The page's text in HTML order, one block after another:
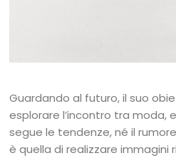
Guardando al futuro, il suo
esplorare l’incontro tra moda,
segue le tendenze, né il
è quella di realizzare immagini